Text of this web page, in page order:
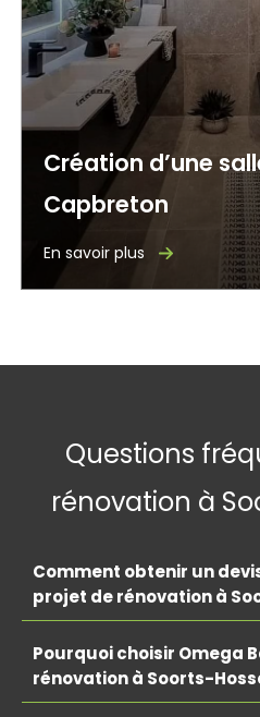
Création d’une
Capbreton
En savoir plus
Questions
rénovation à
Comment obtenir un
projet de rénovation à
Pourquoi choisir Omega
rénovation à Soorts-